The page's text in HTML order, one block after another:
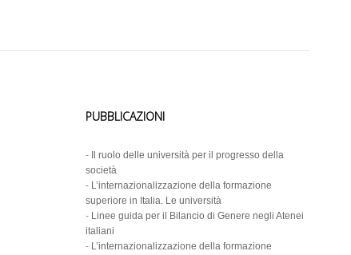
PUBBLICAZIONI
-
Il ruolo delle università per il progresso della
società
- L’internazionalizzazione della formazione
superiore in Italia. Le università
- Linee guida per il Bilancio di Genere negli Atenei
italiani
- L’internazionalizzazione della formazione